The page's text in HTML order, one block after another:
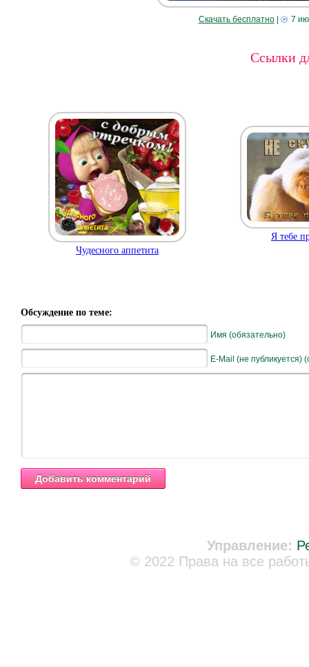
Скачать бесплатно| 7
Ссылки
Чудесного аппетита
Я тебе
Обсуждение по теме:
Имя (обязательно)
E-Mail (не публикуется)
Управление:
© 2022 Права на все